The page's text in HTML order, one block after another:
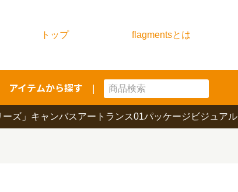
トップ flagmentsとは
アイテムから探す
ーズ」キャンバスアートランス01パッケージビジュアル